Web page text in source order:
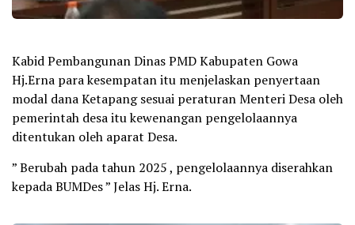
Kabid Pembangunan Dinas PMD Kabupaten Gowa
Hj.Erna para kesempatan itu menjelaskan penyertaan
modal dana Ketapang sesuai peraturan Menteri Desa oleh
pemerintah desa itu kewenangan pengelolaannya
ditentukan oleh aparat Desa.
” Berubah pada tahun 2025 , pengelolaannya diserahkan
kepada BUMDes ” Jelas Hj. Erna.